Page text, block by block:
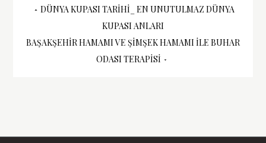
Yazı
gezinmesi
DÜNYA KUPASI TARIHI_ EN UNUTULMAZ DÜNYA
KUPASI ANLARI
BAŞAKŞEHIR HAMAMI VE ŞIMŞEK HAMAMI ILE BUHAR
ODASI TERAPISI